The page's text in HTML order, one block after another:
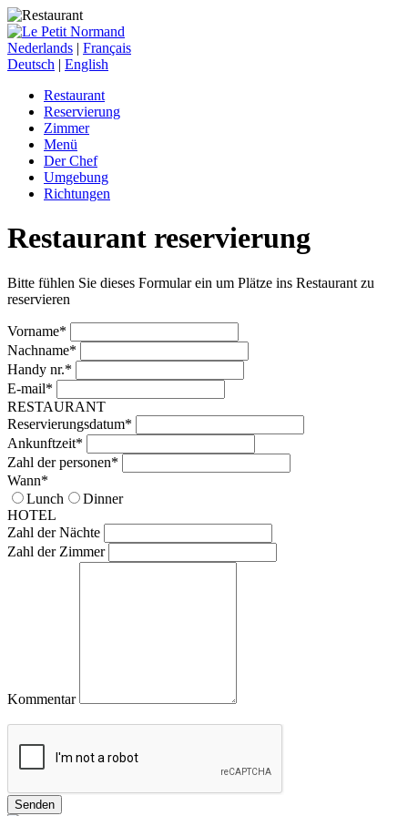
Nederlands | Français
Deutsch | English
Restaurant
Reservierung
Zimmer
Menü
Der Chef
Umgebung
Richtungen
Restaurant reservierung
Bitte fühlen Sie dieses Formular ein um Plätze ins Restaurant zu
reservieren
Vorname*
Nachname*
Handy nr.*
E-mail*
RESTAURANT
Reservierungsdatum*
Ankunftzeit*
Zahl der personen*
Wann*
Lunch
Dinner
HOTEL
Zahl der Nächte
Zahl der Zimmer
Kommentar